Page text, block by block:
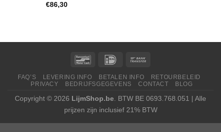
€86,30
FAQ’S LEVERING INFO BETALEN INFO
RETOURBELEID
PRIVACY
BEDRIJFSGEGEVENS CONTACT BLOG
Copyright © 2026 LijmShop.be . BTW BE 0693.768.051 | Alle
prijzen zijn inclusief 21% BTW